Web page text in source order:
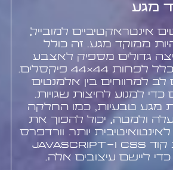
מגע
אינטראקטיביים למובייל,
ממוקד מגע. זה כולל
גדולים מספיק לאצבע
אנושית, בדרך כלל לפחות 44×44 פיקסלים.
למרווחים בין אלמנטים
כדי למנוע לחיצות שגויות.
מגע טבעיות, כמו החלקה
ולמטה, יכול להפוך את
יותר. וורדפרס
מאפשר לשלב קוד CSS ו-JavaScript
ליישם עיצובים אלה.